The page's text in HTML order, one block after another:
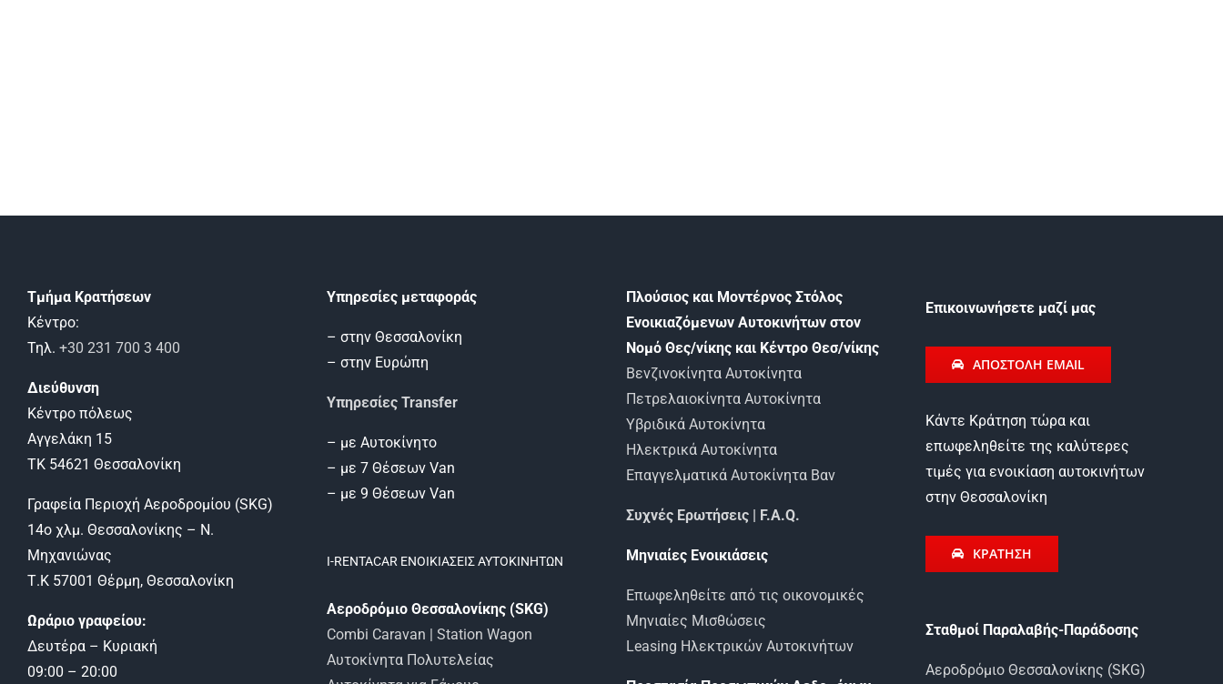
Τμήμα Κρατήσεων
Κέντρο:
Τηλ. +30 231 700 3 400
Διεύθυνση
Κέντρο πόλεως
Αγγελάκη 15
ΤΚ 54621 Θεσσαλονίκη
Γραφεία Περιοχή Αεροδρομίου (SKG)
14ο χλμ. Θεσσαλονίκης – Ν.
Μηχανιώνας
Τ.Κ 57001 Θέρμη, Θεσσαλονίκη
Ωράριο γραφείου:
Δευτέρα – Κυριακή
09:00 – 20:00
Υπηρεσίες μεταφοράς
– στηv Θεσσαλονίκη
– στην Ευρώπη
Υπηρεσίες Transfer
– με Αυτοκίνητο
– με 7 Θέσεων Van
– με 9 Θέσεων Van
I-RENTACAR ΕΝΟΙΚΙΑΣΕΙΣ ΑΥΤΟΚΙΝΗΤΩΝ
Αεροδρόμιο Θεσσαλονίκης (SKG)
Combi Caravan | Station Wagon
Αυτοκίνητα Πολυτελείας
Πλούσιος και Μοντέρνος Στόλος
Ενοικιαζόμενων Αυτοκινήτων στον
Νομό Θες/νίκης και Κέντρο Θεσ/νίκης
Βενζινοκίνητα Αυτοκίνητα
Πετρελαιοκίνητα Αυτοκίνητα
Υβριδικά Αυτοκίνητα
Ηλεκτρικά Αυτοκίνητα
Επαγγελματικά Αυτοκίνητα Βαν
Συχνές Ερωτήσεις | F.A.Q.
Μηνιαίες Ενοικιάσεις
Επωφεληθείτε από τις οικονομικές
Μηνιαίες Μισθώσεις
Leasing Ηλεκτρικών Αυτοκινήτων
Eπικοινωνήσετε μαζί μας
ΑΠΟΣΤΟΛΗ EMAIL
Κάντε Κράτηση τώρα και
επωφεληθείτε της καλύτερες
τιμές για ενοικίαση αυτοκινήτων
στην Θεσσαλονίκη
ΚΡΑΤΗΣΗ
Σταθμοί Παραλαβής-Παράδοσης
Αεροδρόμιο Θεσσαλονίκης (SKG)